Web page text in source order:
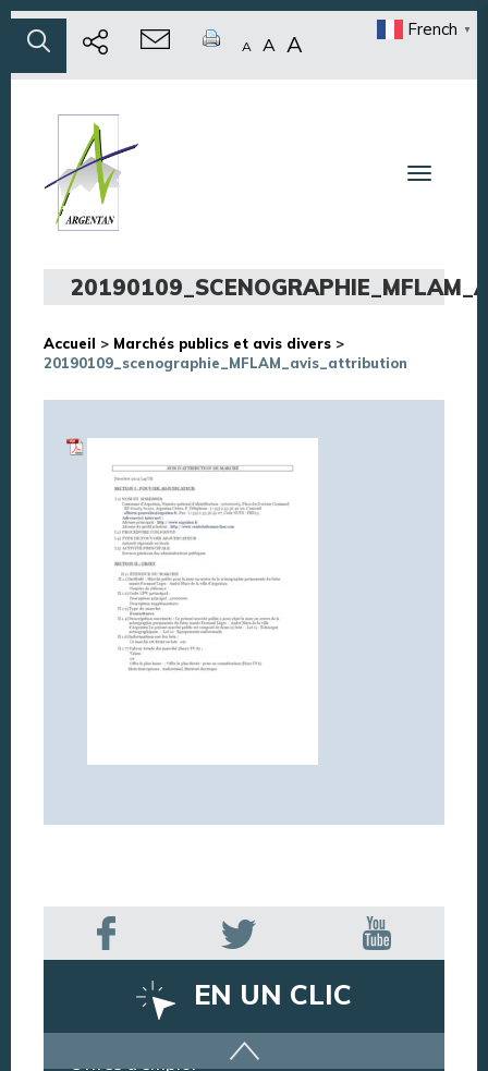
A A A
French ▼
Toggle
Accueil > Marchés publics et avis divers >
20190109_scenographie_MFLAM_avis_attribution
EN UN CLIC